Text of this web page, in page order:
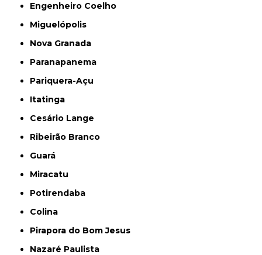
Engenheiro Coelho
Miguelópolis
Nova Granada
Paranapanema
Pariquera-Açu
Itatinga
Cesário Lange
Ribeirão Branco
Guará
Miracatu
Potirendaba
Colina
Pirapora do Bom Jesus
Nazaré Paulista